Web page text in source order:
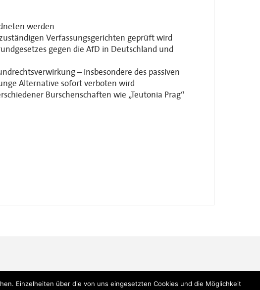
werden
Verfassungsgerichten geprüft wird
gegen die AfD in Deutschland und
– insbesondere des passiven
Alternative sofort verboten wird
Burschenschaften wie „Teutonia Prag“
Einzelheiten über die von uns eingesetzten Cookies und die Möglichkeit